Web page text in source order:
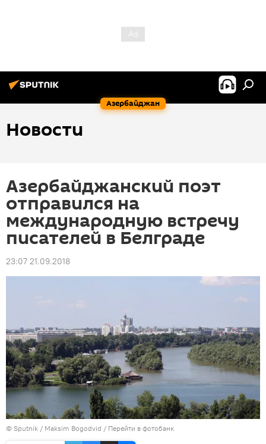
Азербайджан
Новости
Азербайджанский поэт
отправился на
международную встречу
писателей в Белграде
23:07 21.09.2018
© Sputnik / Maksim Bogodvid / Перейти в фотобанк